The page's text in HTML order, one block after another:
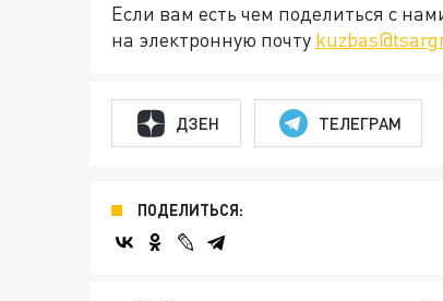
Если вам есть чем поделиться с
на электронную почту
ДЗЕН ТЕЛЕГРАМ
ПОДЕЛИТЬСЯ: